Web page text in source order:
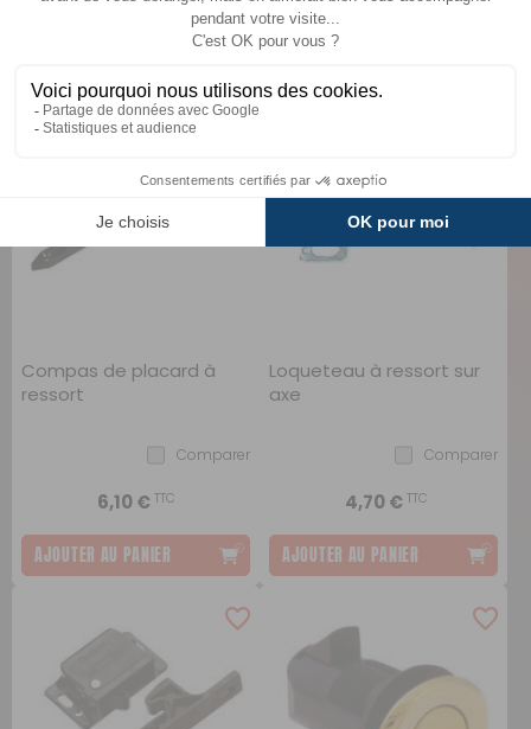
6,60 €TTC 16,10 €TTC
Compas de placard à
ressort
Comparer
6,10 €TTC
AJOUTER AU PANIER
Loqueteau à ressort sur
axe
Comparer
4,70 €TTC
AJOUTER AU PANIER